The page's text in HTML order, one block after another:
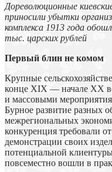
Дореволюционные
приносили убытки
комплекса 1913 года
тыс. царских рублей
Первый блин не комом
Крупные
конце ХІХ — начале ХХ
и массовыми
Бурное развитие разных
межрегиональных
конкуренция требовали
демонстрации своих
потенциальной
повсеместно вошли в